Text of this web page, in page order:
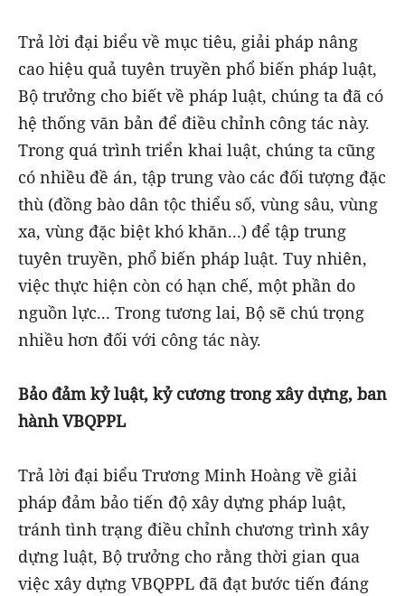
Trả lời đại biểu về mục tiêu, giải pháp nâng
cao hiệu quả tuyên truyền phổ biến pháp luật,
Bộ trưởng cho biết về pháp luật, chúng ta đã có
hệ thống văn bản để điều chỉnh công tác này.
Trong quá trình triển khai luật, chúng ta cũng
có nhiều đề án, tập trung vào các đối tượng đặc
thù (đồng bào dân tộc thiểu số, vùng sâu, vùng
xa, vùng đặc biệt khó khăn...) để tập trung
tuyên truyền, phổ biến pháp luật. Tuy nhiên,
việc thực hiện còn có hạn chế, một phần do
nguồn lực... Trong tương lai, Bộ sẽ chú trọng
nhiều hơn đối với công tác này.
Bảo đảm kỷ luật, kỷ cương trong xây dựng, ban
hành VBQPPL
Trả lời đại biểu Trương Minh Hoàng về giải
pháp đảm bảo tiến độ xây dựng pháp luật,
tránh tình trạng điều chỉnh chương trình xây
dựng luật, Bộ trưởng cho rằng thời gian qua
việc xây dựng VBQPPL đã đạt bước tiến đáng